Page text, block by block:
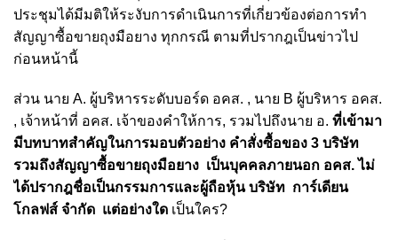
ประชุมได้มีมติให้ระงับการดำเนินการที่เกี่ยวข้องต่อการทำ
สัญญาซื้อขายถุงมือยาง ทุกกรณี ตามที่ปรากฎเป็นข่าวไป
ก่อนหน้านี้
ส่วน นาย A. ผู้บริหารระดับบอร์ด อคส. , นาย B ผู้บริหาร อคส.
, เจ้าหน้าที่ อคส. เจ้าของคำให้การ, รวมไปถึงนาย อ. ที่เข้ามา
มีบทบาทสำคัญในการมอบตัวอย่าง คำสั่งซื้อของ 3 บริษัท
รวมถึงสัญญาซื้อขายถุงมือยาง เป็นบุคคลภายนอก อคส. ไม่
ได้ปรากฎชื่อเป็นกรรมการและผู้ถือหุ้น บริษัท การ์เดียน
โกลฟส์ จำกัด แต่อย่างใด เป็นใคร?